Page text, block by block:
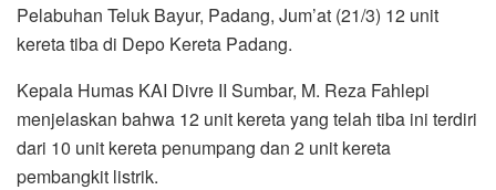
Pelabuhan Teluk Bayur, Padang, Jum’at (21/3) 12 unit
kereta tiba di Depo Kereta Padang.
Kepala Humas KAI Divre II Sumbar, M. Reza Fahlepi
menjelaskan bahwa 12 unit kereta yang telah tiba ini terdiri
dari 10 unit kereta penumpang dan 2 unit kereta
pembangkit listrik.